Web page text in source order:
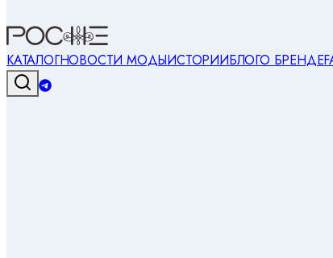
КАТАЛОГНОВОСТИ МОДЫИСТОРИИБЛОГО БРЕНДЕ